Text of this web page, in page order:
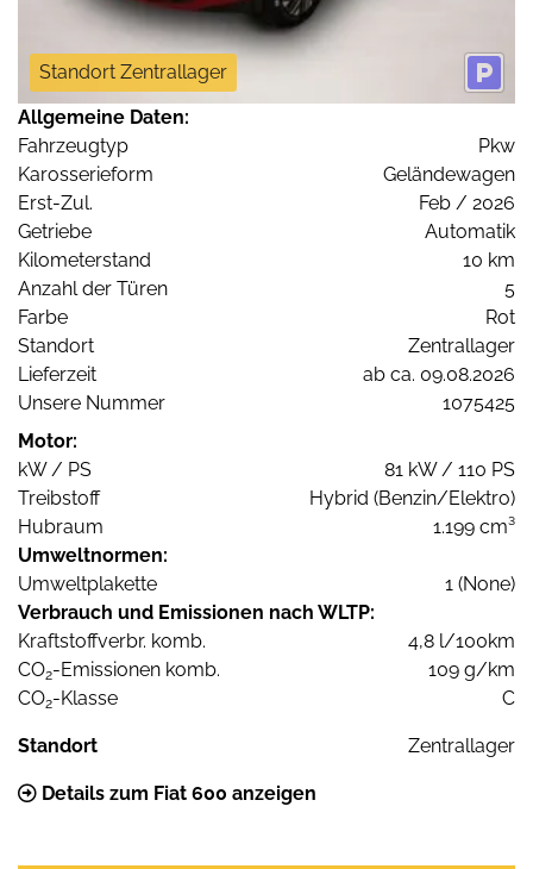
Standort Zentrallager
Allgemeine Daten:
Fahrzeugtyp
Pkw
Karosserieform
Geländewagen
Erst-Zul.
Feb / 2026
Getriebe
Automatik
Kilometerstand
10 km
Anzahl der Türen
5
Farbe
Rot
Standort
Zentrallager
Lieferzeit
ab ca. 09.08.2026
Unsere Nummer
1075425
Motor:
kW / PS
81 kW / 110 PS
Treibstoff
Hybrid (Benzin/Elektro)
Hubraum
1.199 cm³
Umweltnormen:
Umweltplakette
1 (None)
Verbrauch und Emissionen nach WLTP:
Kraftstoffverbr. komb.
4,8 l/100km
CO2-Emissionen komb.
109 g/km
CO2-Klasse C
Standort Zentrallager
Details zum Fiat 600 anzeigen